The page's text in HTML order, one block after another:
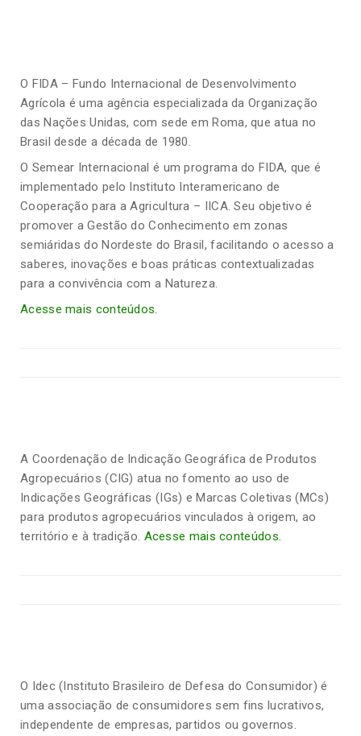
O FIDA – Fundo Internacional de Desenvolvimento
Agrícola é uma agência especializada da Organização
das Nações Unidas, com sede em Roma, que atua no
Brasil desde a década de 1980.
O Semear Internacional é um programa do FIDA, que é
implementado pelo Instituto Interamericano de
Cooperação para a Agricultura – IICA. Seu objetivo é
promover a Gestão do Conhecimento em zonas
semiáridas do Nordeste do Brasil, facilitando o acesso a
saberes, inovações e boas práticas contextualizadas
para a convivência com a Natureza.
Acesse mais conteúdos.
A Coordenação de Indicação Geográfica de Produtos
Agropecuários (CIG) atua no fomento ao uso de
Indicações Geográficas (IGs) e Marcas Coletivas (MCs)
para produtos agropecuários vinculados à origem, ao
território e à tradição. Acesse mais conteúdos.
O Idec (Instituto Brasileiro de Defesa do Consumidor) é
uma associação de consumidores sem fins lucrativos,
independente de empresas, partidos ou governos.